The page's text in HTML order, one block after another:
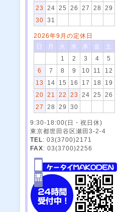
23
24 25 26 27 28
29
30
31
2026年9月の定休日
日
月 火 水 木 金
土
1
2 3 4
5
6
7 8 9 10 11
12
13
14 15 16 17 18
19
20
21 22 23 24 25
26
27
28 29 30
9:30-18:00(日・祝日休)
東京都世田谷区瀬田3-2-4
TEL: 03(3700)2171
FAX: 03(3700)2256